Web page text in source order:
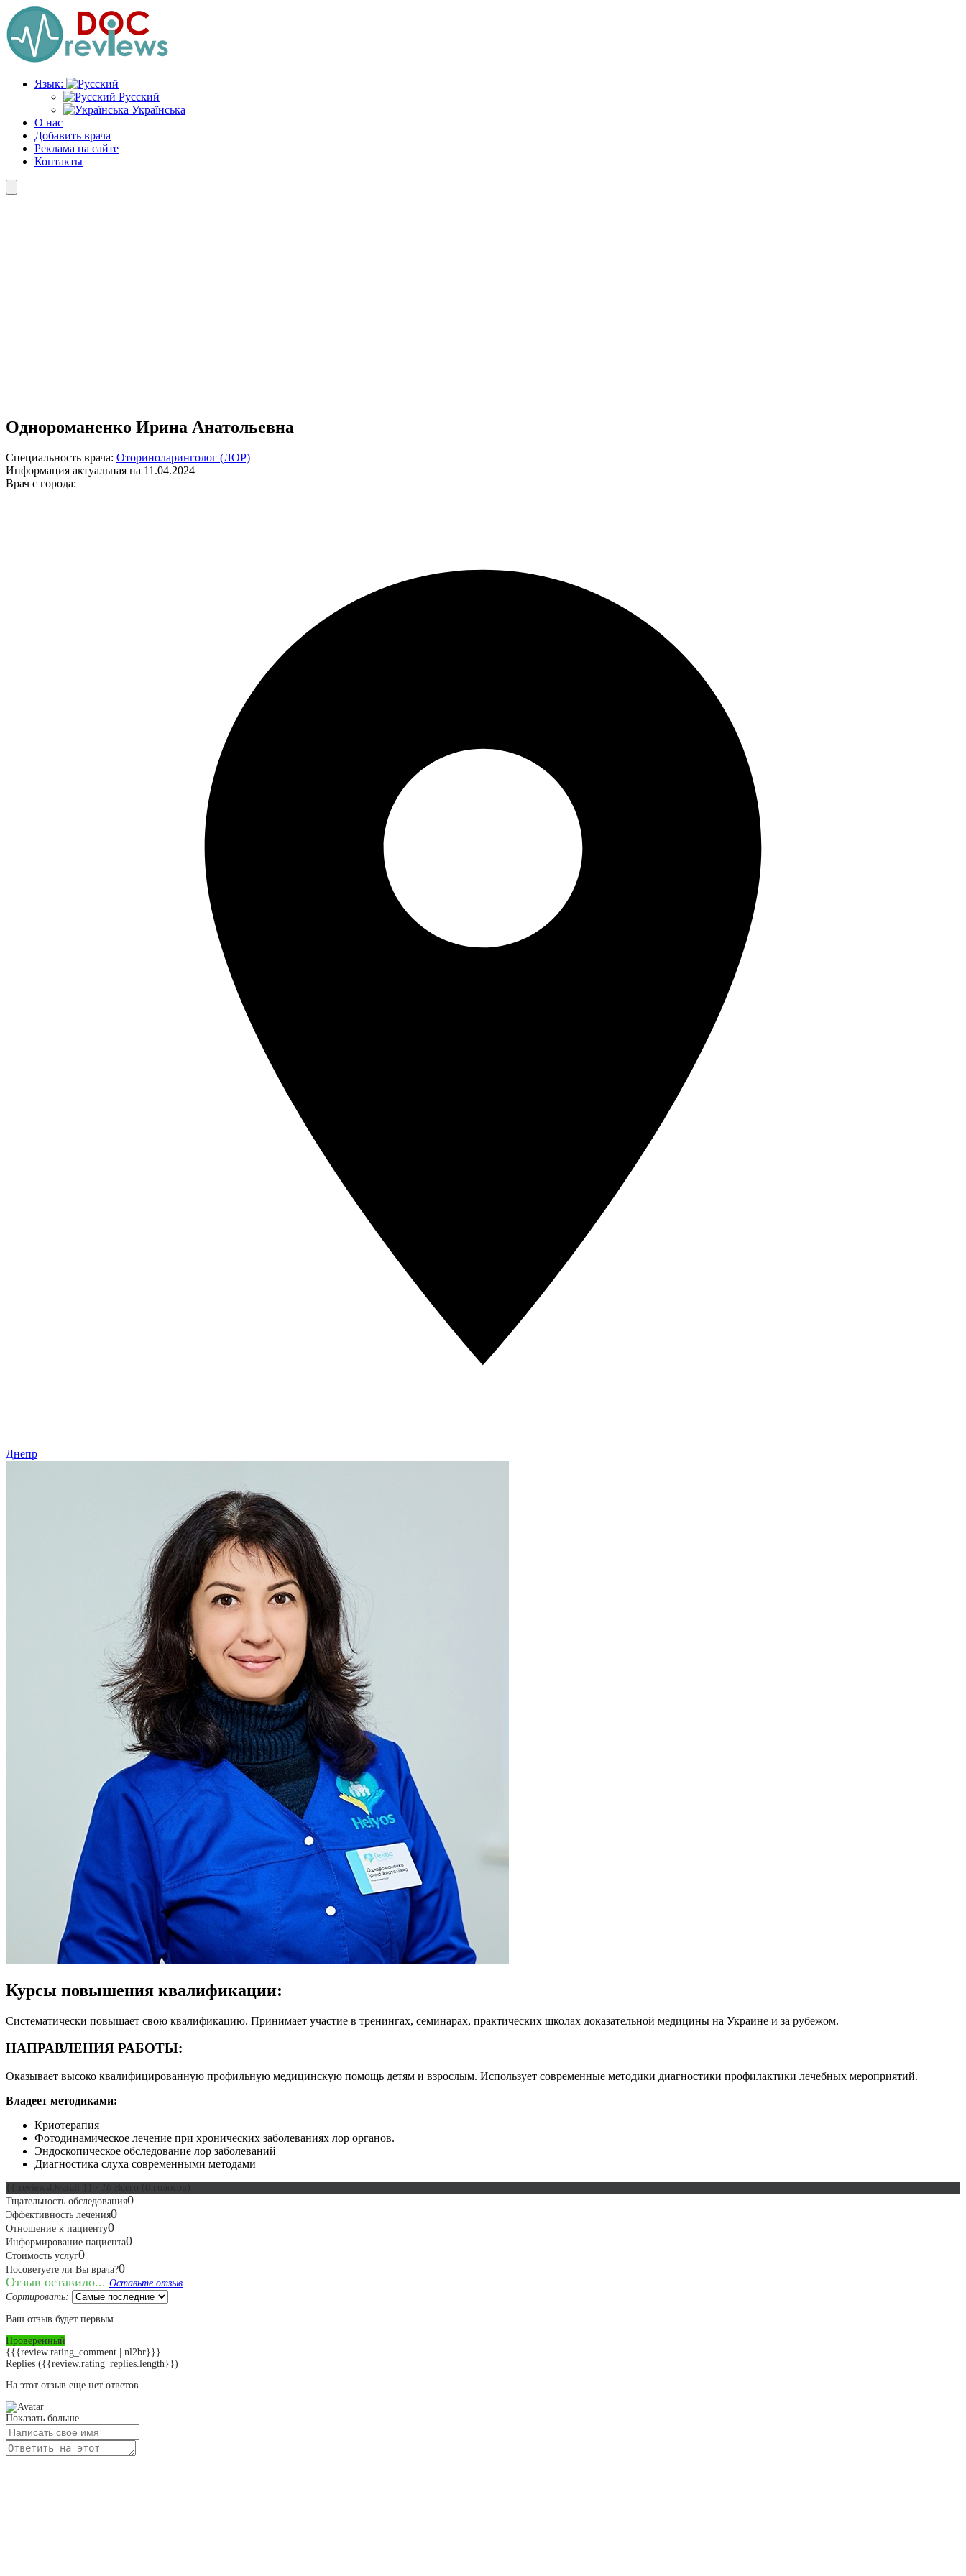
Перейти
к
содержимому
Язык:
Русский
Українська
О нас
Добавить врача
Реклама на сайте
Контакты
Однороманенко Ирина Анатольевна
Специальность врача: Оториноларинголог (ЛОР)
Информация актуальная на 11.04.2024
Врач с города:
Днепр
Курсы повышения квалификации:
Систематически повышает свою квалификацию. Принимает участие в тренингах, семинарах, практических школах доказательной медицины на Украине и за рубежом.
НАПРАВЛЕНИЯ РАБОТЫ:
Оказывает высоко квалифицированную профильную медицинскую помощь детям и взрослым. Использует современные методики диагностики профилактики лечебных мероприятий.
Владеет методиками:
Криотерапия
Фотодинамическое лечение при хронических заболеваниях лор органов.
Эндоскопическое обследование лор заболеваний
Диагностика слуха современными методами
Тщательность обследования0
Эффективность лечения0
Отношение к пациенту0
Информирование пациента0
Стоимость услуг0
Посоветуете ли Вы врача?0
Отзыв оставило... Оставьте отзыв
Сортировать:
Ваш отзыв будет первым.
Проверенный
{{{review.rating_comment | nl2br}}}
Replies ({{review.rating_replies.length}})
На этот отзыв еще нет ответов.
Показать больше